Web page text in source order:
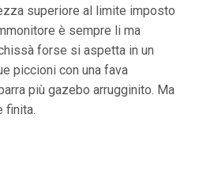
superiore al limite imposto
è sempre li ma
forse si aspetta in un
piccioni con una fava
più gazebo arrugginito. Ma
finita.